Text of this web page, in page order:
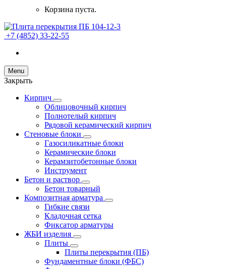
Корзина пуста.
+7 (4852) 33-22-55
Menu
Закрыть
Кирпич
Облицовочный кирпич
Полнотелый кирпич
Рядовой керамический кирпич
Стеновые блоки
Газосиликатные блоки
Керамические блоки
Керамзитобетонные блоки
Инструмент
Бетон и раствор
Бетон товарный
Композитная арматура
Гибкие связи
Кладочная сетка
Фиксатор арматуры
ЖБИ изделия
Плиты
Плиты перекрытия (ПБ)
Фундаментные блоки (ФБС)